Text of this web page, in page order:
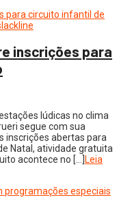
inscrições para
lúdicas no clima
segue com sua
inscrições abertas para
Natal, atividade gratuita
acontece no […]
Leia